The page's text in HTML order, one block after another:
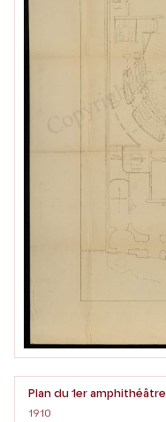
Plan du 1er amphithéâtre
1910